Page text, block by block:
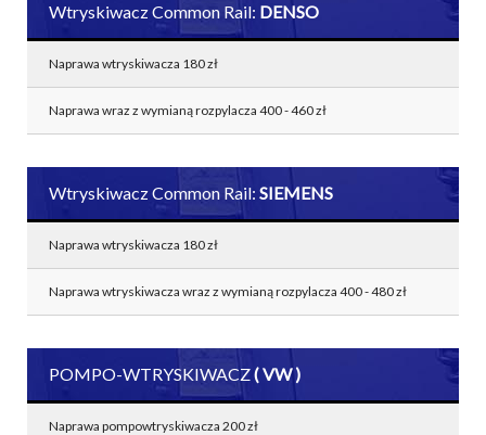
Wtryskiwacz Common Rail: DENSO
Naprawa wtryskiwacza 180 zł
Naprawa wraz z wymianą rozpylacza 400 - 460 zł
Wtryskiwacz Common Rail: SIEMENS
Naprawa wtryskiwacza 180 zł
Naprawa wtryskiwacza wraz z wymianą rozpylacza 400 - 480 zł
POMPO-WTRYSKIWACZ( VW )
Naprawa pompowtryskiwacza 200 zł